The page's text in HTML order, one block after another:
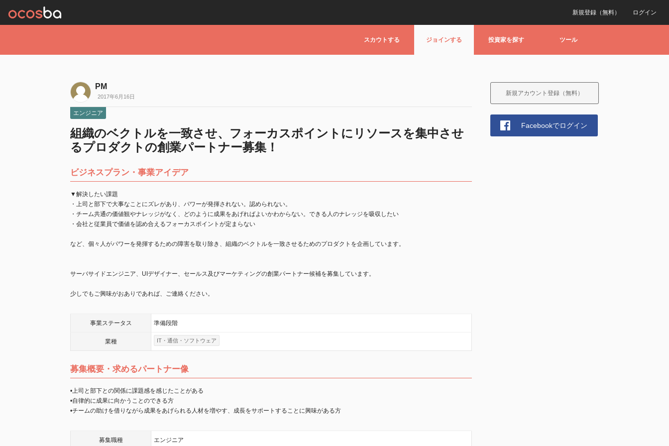
ログイン
新規登録（無料）
スカウトする ジョインする 投資家を探す ツール
PM
2017年6月16日
エンジニア
組織のベクトルを一致させ、フォーカスポイントにリソースを集中させ
るプロダクトの創業パートナー募集！
ビジネスプラン・事業アイデア
▼解決したい課題
・上司と部下で大事なことにズレがあり、パワーが発揮されない。認められない。
・チーム共通の価値観やナレッジがなく、どのように成果をあげればよいかわからない。できる人のナレッジを吸収したい
・会社と従業員で価値を認め合えるフォーカスポイントが定まらない
など、個々人がパワーを発揮するための障害を取り除き、組織のベクトルを一致させるためのプロダクトを企画しています。
サーバサイドエンジニア、UIデザイナー、セールス及びマーケティングの創業パートナー候補を募集しています。
少しでもご興味がおありであれば、ご連絡ください。
事業ステータス 準備段階
業種 IT・通信・ソフトウェア
募集概要・求めるパートナー像
•上司と部下との関係に課題感を感じたことがある
•自律的に成果に向かうことのできる方
•チームの助けを借りながら成果をあげられる人材を増やす、成長をサポートすることに興味がある方
募集職種 エンジニア
新規アカウント登録（無料）
Facebookでログイン